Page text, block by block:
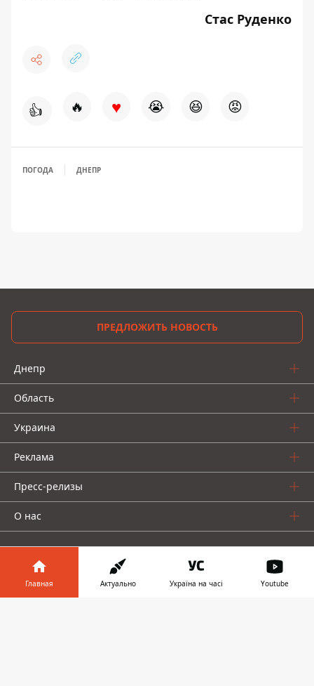
Стас Руденко
👍 🔥 ♥ 😭 😆 😡
ПОГОДА ДНЕПР
ПРЕДЛОЖИТЬ НОВОСТЬ
Днепр
Область
Украина
Реклама
Пресс-релизы
О нас
Главная Актуально Україна на часі Youtube